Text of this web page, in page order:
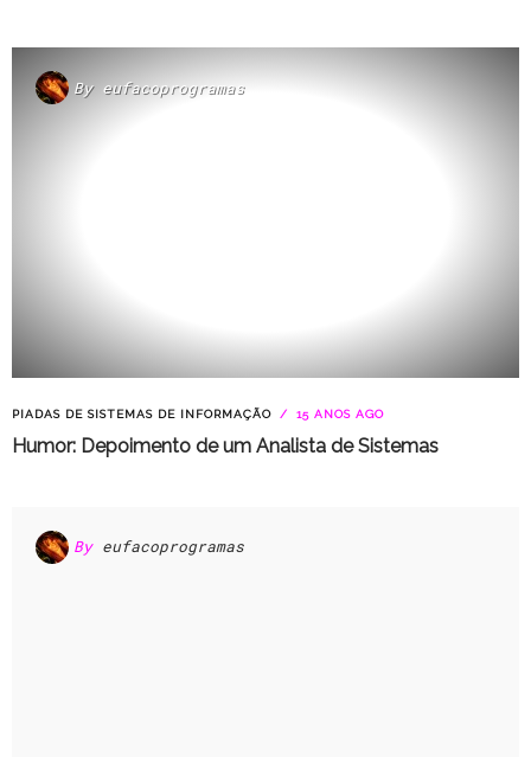
By eufacoprogramas
PIADAS DE SISTEMAS DE INFORMAÇÃO 15 ANOS AGO
Humor: Depoimento de um Analista de Sistemas
By eufacoprogramas